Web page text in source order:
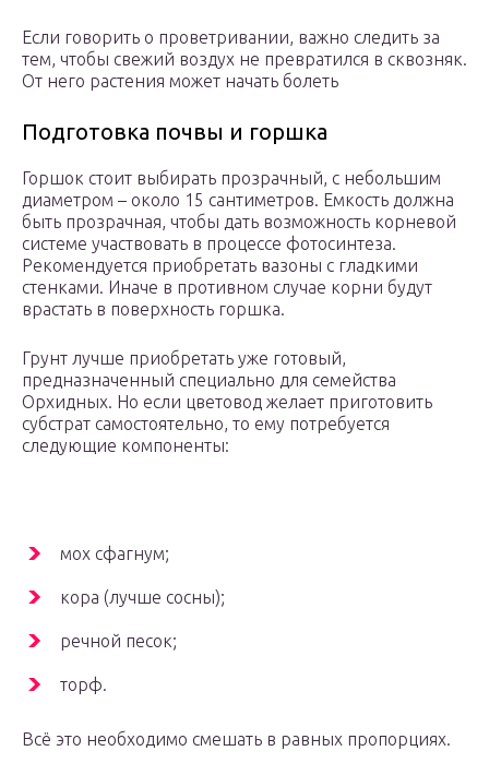
Если говорить о проветривании, важно следить за
тем, чтобы свежий воздух не превратился в сквозняк.
От него растения может начать болеть
Подготовка почвы и горшка
Горшок стоит выбирать прозрачный, с небольшим
диаметром – около 15 сантиметров. Емкость должна
быть прозрачная, чтобы дать возможность корневой
системе участвовать в процессе фотосинтеза.
Рекомендуется приобретать вазоны с гладкими
стенками. Иначе в противном случае корни будут
врастать в поверхность горшка.
Грунт лучше приобретать уже готовый,
предназначенный специально для семейства
Орхидных. Но если цветовод желает приготовить
субстрат самостоятельно, то ему потребуется
следующие компоненты:
мох сфагнум;
кора (лучше сосны);
речной песок;
торф.
Всё это необходимо смешать в равных пропорциях.